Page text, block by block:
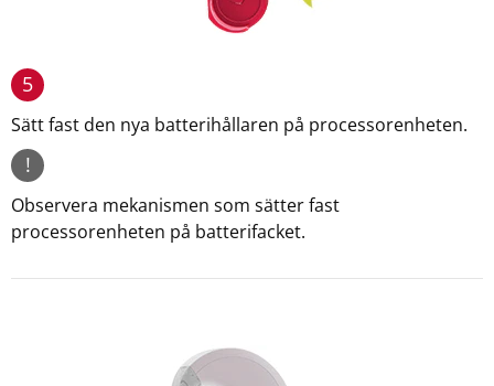
5
Sätt fast den nya batterihållaren på processorenheten.
!
Observera mekanismen som sätter fast
processorenheten på batterifacket.